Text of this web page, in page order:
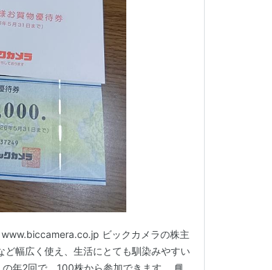
ビックカメラの株主
幅広く使え、生活にとても馴染みやすい